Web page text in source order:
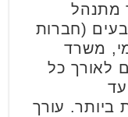
מתנהל
(חברות
משרד
לאורך כל
עד
ביותר. עורך